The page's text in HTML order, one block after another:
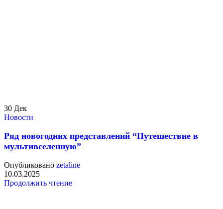
30 Дек
Новости
Ряд новогодних представлений “Путешествие в
мультивселенную”
Опубликовано zetaline
10.03.2025
Продолжить чтение